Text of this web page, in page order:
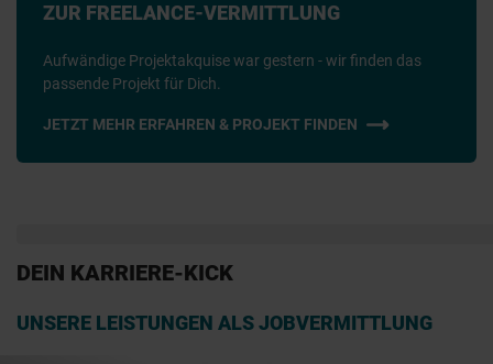
ZUR FREELANCE-VERMITTLUNG
Aufwändige Projektakquise war gestern - wir finden das
passende Projekt für Dich.
JETZT MEHR ERFAHREN & PROJEKT FINDEN
DEIN KARRIERE-KICK
UNSERE LEISTUNGEN ALS JOBVERMITTLUNG